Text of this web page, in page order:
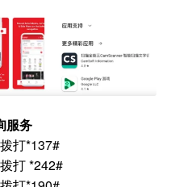
服务
打*137#
打 *242#